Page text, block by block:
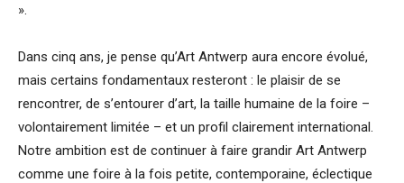
».
Dans cinq ans, je pense qu’Art Antwerp aura encore évolué,
mais certains fondamentaux resteront : le plaisir de se
rencontrer, de s’entourer d’art, la taille humaine de la foire –
volontairement limitée – et un profil clairement international.
Notre ambition est de continuer à faire grandir Art Antwerp
comme une foire à la fois petite, contemporaine, éclectique